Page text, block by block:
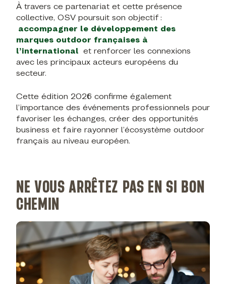
À travers ce partenariat et cette présence
collective, OSV poursuit son objectif :
accompagner le développement des
marques outdoor françaises à
l’international et renforcer les connexions
avec les principaux acteurs européens du
secteur.
Cette édition 2026 confirme également
l’importance des événements professionnels pour
favoriser les échanges, créer des opportunités
business et faire rayonner l’écosystème outdoor
français au niveau européen.
NE VOUS ARRÊTEZ PAS EN SI BON
CHEMIN